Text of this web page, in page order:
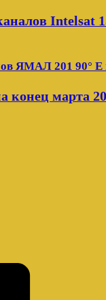
Intelsat
ЯМАЛ 201 90° E
конец марта